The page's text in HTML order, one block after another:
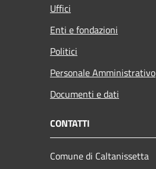
Uffici
Enti e fondazioni
Politici
Personale Amministrativo
Documenti e dati
CONTATTI
Comune di Caltanissetta